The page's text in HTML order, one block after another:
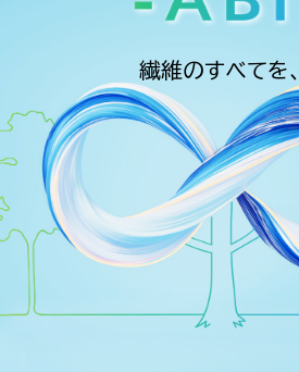
繊維のすべてを